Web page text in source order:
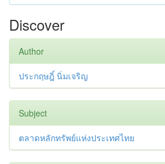
Discover
Author
ประกฤษฎิ์ นิ่มเจริญ
Subject
ตลาดหลักทรัพย์แห่งประเทศไทย